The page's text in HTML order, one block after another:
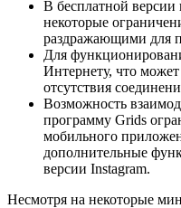
В бесплатной
некоторые
раздражающими для
Для
Интернету, что
отсутствия
Возможность
программу Grids
мобильного
дополнительные
версии Instagram.
Несмотря на некоторые